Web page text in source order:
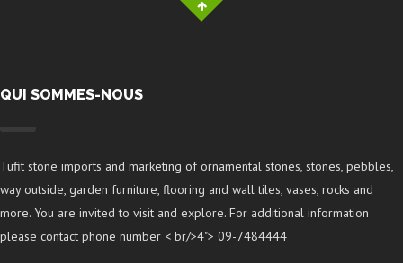
QUI SOMMES-NOUS
Tufit stone imports and marketing of ornamental stones, stones, pebbles,
way outside, garden furniture, flooring and wall tiles, vases, rocks and
more. You are invited to visit and explore. For additional information
please contact phone number < br/>4"> 09-7484444